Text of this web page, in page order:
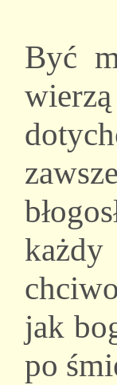
Być
jak
po